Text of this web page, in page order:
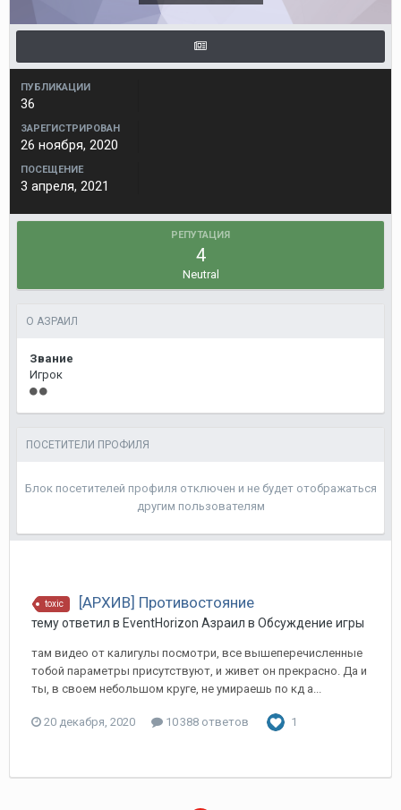
ПУБЛИКАЦИИ
36
ЗАРЕГИСТРИРОВАН
26 ноября, 2020
ПОСЕЩЕНИЕ
3 апреля, 2021
РЕПУТАЦИЯ
4
Neutral
О АЗРАИЛ
Звание
Игрок
ПОСЕТИТЕЛИ ПРОФИЛЯ
Блок посетителей профиля отключен и не будет отображаться
другим пользователям
toxic [АРХИВ] Противостояние
тему ответил в EventHorizon Азраил в Обсуждение игры
там видео от калигулы посмотри, все вышеперечисленные
тобой параметры присутствуют, и живет он прекрасно. Да и
ты, в своем небольшом круге, не умираешь по кд а...
20 декабря, 2020 10 388 ответов 1